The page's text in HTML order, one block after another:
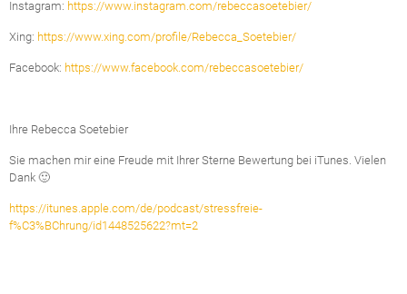
Instagram: https://www.instagram.com/rebeccasoetebier/
Xing: https://www.xing.com/profile/Rebecca_Soetebier/
Facebook: https://www.facebook.com/rebeccasoetebier/
Ihre Rebecca Soetebier
Sie machen mir eine Freude mit Ihrer Sterne Bewertung bei iTunes. Vielen
Dank 🙂
https://itunes.apple.com/de/podcast/stressfreie-
f%C3%BChrung/id1448525622?mt=2